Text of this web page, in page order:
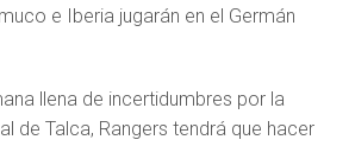
e Iberia jugarán en el Germán
llena de incertidumbres por la
de Talca, Rangers tendrá que hacer